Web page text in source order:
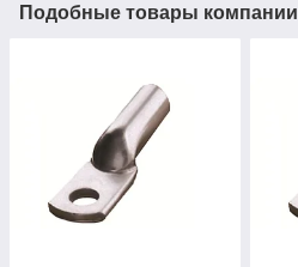
Подобные товары компании